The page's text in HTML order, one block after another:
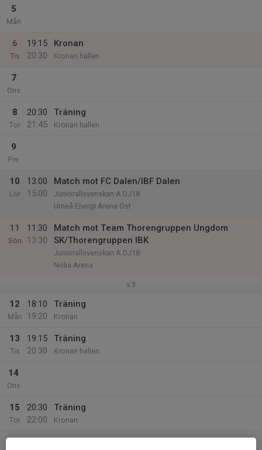
5
Mån
6
Tis
19:15
20:30
Kronan
Kronan hallen
7
Ons
8
Tor
20:30
21:45
Träning
Kronan hallen
9
Fre
10
Lör
13:00
15:00
Match mot FC Dalen/IBF Dalen
Juniorallsvenskan A DJ18
Umeå Energi Arena Öst
11
Sön
11:30
13:30
Match mot Team Thorengruppen Ungdom
SK/Thorengruppen IBK
Juniorallsvenskan A DJ18
Nolia Arena
v.3
12
Mån
18:10
19:20
Träning
Kronan
13
Tis
19:15
20:30
Träning
Kronan hallen
14
Ons
15
Tor
20:30
22:00
Träning
Kronan